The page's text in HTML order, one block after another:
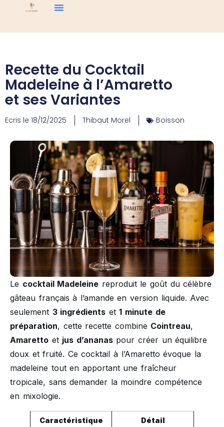
Recette du Cocktail
Madeleine à l’Amaretto
et ses Variantes
Ecris le 18/12/2025 Thibaut Morel Boisson
Le cocktail Madeleine reproduit le goût du célèbre
gâteau français à l’amande en version liquide. Avec
seulement 3 ingrédients et1 minute de
préparation, cette recette combine Cointreau,
Amaretto et jus d’ananaspour créer un équilibre
doux et fruité. Ce cocktail à l’Amaretto évoque la
madeleine tout en apportant une fraîcheur
tropicale, sans demander la moindre compétence
en mixologie.
Caractéristique Détail